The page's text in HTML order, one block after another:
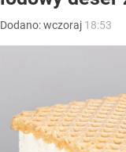
Dodano:wczoraj 18:53